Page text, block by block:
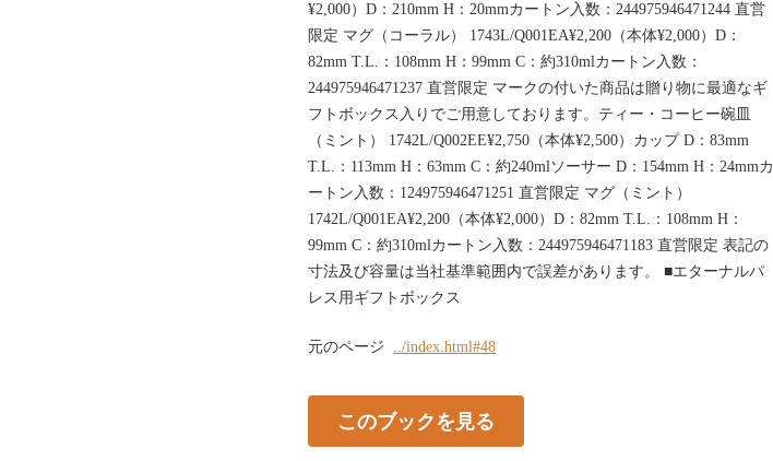
¥2,000）D：210mm H：20mmカートン入数：244975946471244 直営
限定 マグ（コーラル） 1743L/Q001EA¥2,200（本体¥2,000）D：
82mm T.L.：108mm H：99mm C：約310mlカートン入数：
244975946471237 直営限定 マークの付いた商品は贈り物に最適なギ
フトボックス入りでご用意しております。ティー・コーヒー碗皿
（ミント） 1742L/Q002EE¥2,750（本体¥2,500）カップ D：83mm
T.L.：113mm H：63mm C：約240mlソーサー D：154mm H：24mmカ
ートン入数：124975946471251 直営限定 マグ（ミント）
1742L/Q001EA¥2,200（本体¥2,000）D：82mm T.L.：108mm H：
99mm C：約310mlカートン入数：244975946471183 直営限定 表記の
寸法及び容量は当社基準範囲内で誤差があります。 ■エターナルパ
レス用ギフトボックス
元のページ ../index.html#48
このブックを見る